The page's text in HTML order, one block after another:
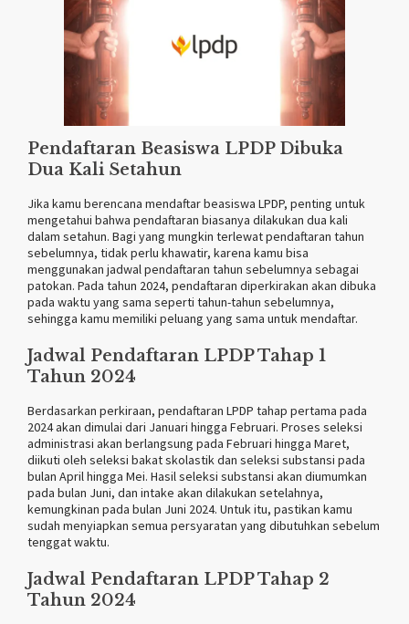
Pendaftaran Beasiswa LPDP Dibuka
Dua Kali Setahun
Jika kamu berencana mendaftar beasiswa LPDP, penting untuk
mengetahui bahwa pendaftaran biasanya dilakukan dua kali
dalam setahun. Bagi yang mungkin terlewat pendaftaran tahun
sebelumnya, tidak perlu khawatir, karena kamu bisa
menggunakan jadwal pendaftaran tahun sebelumnya sebagai
patokan. Pada tahun 2024, pendaftaran diperkirakan akan dibuka
pada waktu yang sama seperti tahun-tahun sebelumnya,
sehingga kamu memiliki peluang yang sama untuk mendaftar.
Jadwal Pendaftaran LPDP Tahap 1
Tahun 2024
Berdasarkan perkiraan, pendaftaran LPDP tahap pertama pada
2024 akan dimulai dari Januari hingga Februari. Proses seleksi
administrasi akan berlangsung pada Februari hingga Maret,
diikuti oleh seleksi bakat skolastik dan seleksi substansi pada
bulan April hingga Mei. Hasil seleksi substansi akan diumumkan
pada bulan Juni, dan intake akan dilakukan setelahnya,
kemungkinan pada bulan Juni 2024. Untuk itu, pastikan kamu
sudah menyiapkan semua persyaratan yang dibutuhkan sebelum
tenggat waktu.
Jadwal Pendaftaran LPDP Tahap 2
Tahun 2024